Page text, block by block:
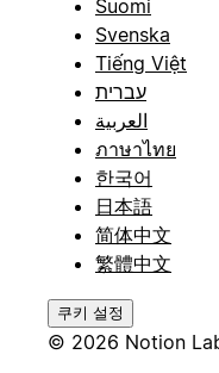
Suomi
Svenska
Tiếng Việt
עברית
العربية
ภาษาไทย
한국어
日本語
简体中文
繁體中文
쿠키 설정
© 2026 Notion